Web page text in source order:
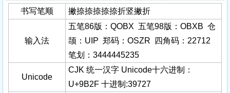
书写笔顺 撇捺捺捺捺捺折竖撇折
输入法
五笔86版：QOBX 五笔98版：OBXB 仓
颉：UIP 郑码：OSZR 四角码：22712
笔划：3444445235
Unicode
CJK 统一汉字 Unicode十六进制：
U+9B2F 十进制:39727